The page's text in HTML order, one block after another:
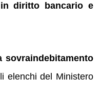
diritto bancario e
sovraindebitamento
elenchi del Ministero